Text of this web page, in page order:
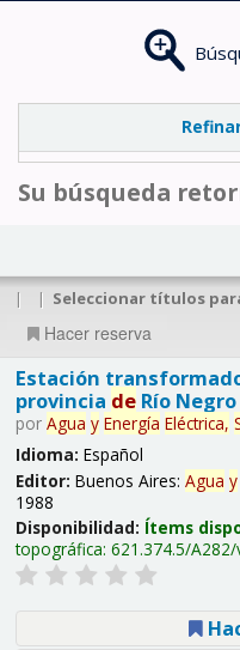
Su búsqueda
| | Seleccionar títulos
Hacer reserva
Estación
provincia deRío Negro
por Agua y Energía Eléctrica,
Idioma: Español
Editor: Buenos Aires: Agua y
1988
Disponibilidad: Ítems
topográfica: 621.374.5/A282/